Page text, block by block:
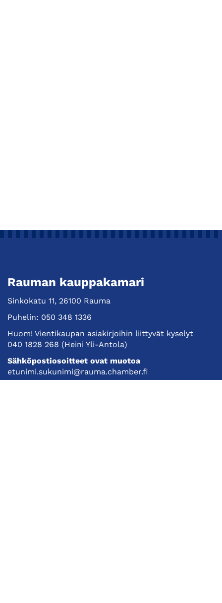
Rauman kauppakamari
Sinkokatu 11, 26100 Rauma
Puhelin: 050 348 1336
Huom! Vientikaupan asiakirjoihin liittyvät kyselyt
040 1828 268 (Heini Yli-Antola)
Sähköpostiosoitteet ovat muotoa
etunimi.sukunimi@rauma.chamber.fi